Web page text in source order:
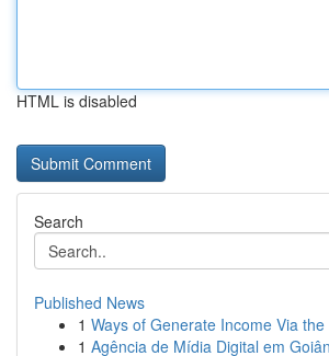
HTML is disabled
Search
Published News
1 Ways of Generate Income Via
1 Agência de Mídia Digital em